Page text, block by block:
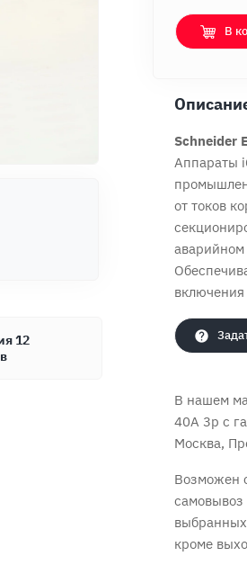
12
В
Schneider
Аппараты
от токов
аварийном
В нашем
40A 3p с
Москва,
Возможен
самовывоз
кроме